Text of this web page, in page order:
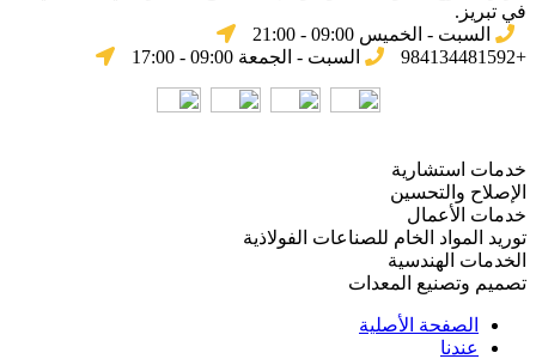
في تبریز.
السبت - الخميس 09:00 - 21:00
+984134481592
السبت - الجمعة 09:00 - 17:00
خدمات استشارية
الإصلاح والتحسين
خدمات الأعمال
توريد المواد الخام للصناعات الفولاذية
الخدمات الهندسية
تصميم وتصنيع المعدات
الصفحة الأصلية
عندنا